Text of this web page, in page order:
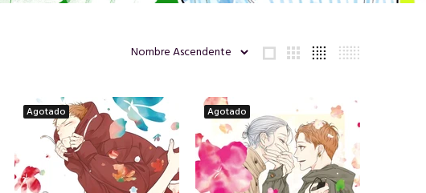
Agotado Agotado